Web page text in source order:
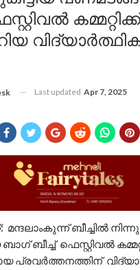
കമ്മറ്റിക്ക്
Last updated Apr 7, 2025
മന്ദലാംകുന്ന് ബീച്ചിൽ
ബീച്ച് ഫെസ്റ്റിവൽ
പ്രവർത്തനത്തിന്